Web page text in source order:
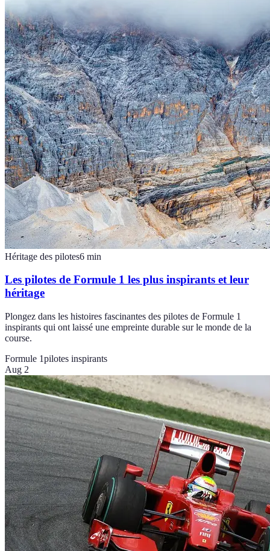
Héritage des pilotes6 min
Les pilotes de Formule 1 les plus inspirants et leur
héritage
Plongez dans les histoires fascinantes des pilotes de Formule 1
inspirants qui ont laissé une empreinte durable sur le monde de la
course.
Formule 1pilotes inspirants
Aug 2